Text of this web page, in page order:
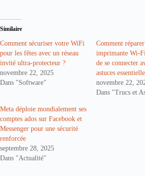
Similaire
Comment sécuriser votre WiFi
pour les fêtes avec un réseau
invité ultra‑protecteur ?
novembre 22, 2025
Dans "Software"
Comment
imprimante Wi-
de se connecter
astuces
novembre 22,
Dans "Trucs et
Meta déploie mondialement ses
comptes ados sur Facebook et
Messenger pour une sécurité
renforcée
septembre 28, 2025
Dans "Actualité"